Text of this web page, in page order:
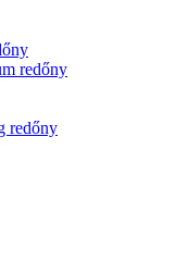
redőny
redőny